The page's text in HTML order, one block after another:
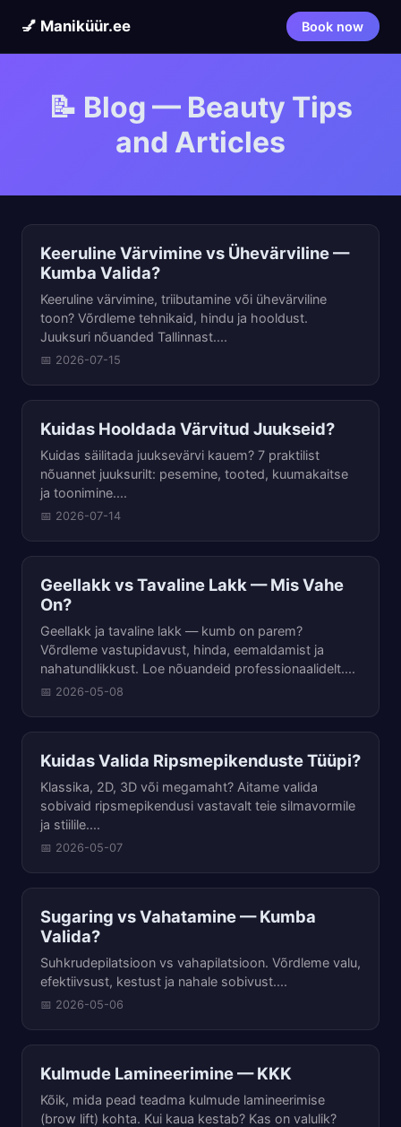
💅 Maniküür.ee Book now
📝 Blog — Beauty Tips
and Articles
Keeruline Värvimine vs Ühevärviline —
Kumba Valida?
Keeruline värvimine, triibutamine või ühevärviline
toon? Võrdleme tehnikaid, hindu ja hooldust.
Juuksuri nõuanded Tallinnast....
📅 2026-07-15
Kuidas Hooldada Värvitud Juukseid?
Kuidas säilitada juuksevärvi kauem? 7 praktilist
nõuannet juuksurilt: pesemine, tooted, kuumakaitsе
ja toonimine....
📅 2026-07-14
Geellakk vs Tavaline Lakk — Mis Vahe
On?
Geellakk ja tavaline lakk — kumb on parem?
Võrdleme vastupidavust, hinda, eemaldamist ja
nahatundlikkust. Loe nõuandeid professionaalidelt....
📅 2026-05-08
Kuidas Valida Ripsmepikenduste Tüüpi?
Klassika, 2D, 3D või megamaht? Aitame valida
sobivaid ripsmepikendusi vastavalt teie silmavormile
ja stiilile....
📅 2026-05-07
Sugaring vs Vahatamine — Kumba
Valida?
Suhkrudepilatsioon vs vahapilatsioon. Võrdleme valu,
efektiivsust, kestust ja nahale sobivust....
📅 2026-05-06
Kulmude Lamineerimine — KKK
Kõik, mida pead teadma kulmude lamineerimise
(brow lift) kohta. Kui kaua kestab? Kas on valulik?